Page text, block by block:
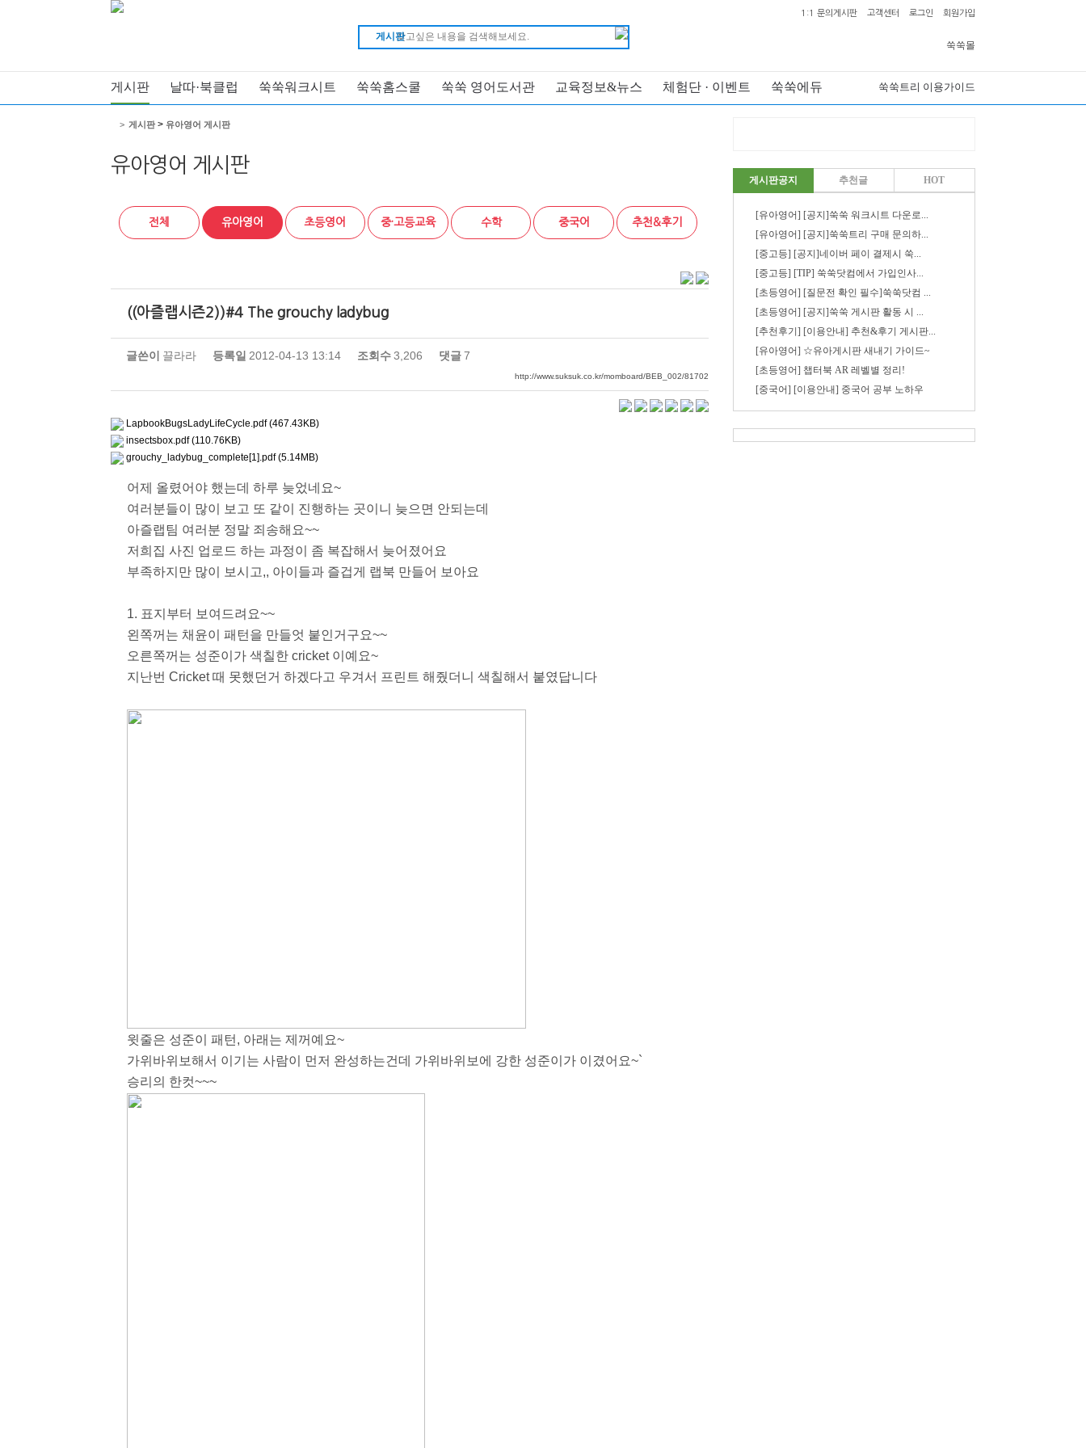
게시판
1:1 문의게시판 고객센터 로그인 회원가입
쑥쑥몰
게시판 날따·북클럽 쑥쑥워크시트 쑥쑥홈스쿨 쑥쑥 영어도서관 교육정보&뉴스 체험단 · 이벤트 쑥쑥에듀 쑥쑥트리 이용가이드
유아영어 게시판
> 게시판> 유아영어 게시판
전체 유아영어 초등영어 중·고등교육 수학 중국어 추천&후기
((아즐랩시즌2))#4 The grouchy ladybug
글쓴이 끌라라 등록일 2012-04-13 13:14 조회수3,206 댓글7
http://www.suksuk.co.kr/momboard/BEB_002/81702
LapbookBugsLadyLifeCycle.pdf (467.43KB)
insectsbox.pdf (110.76KB)
grouchy_ladybug_complete[1].pdf (5.14MB)
어제 올렸어야 했는데 하루 늦었네요~
여러분들이 많이 보고 또 같이 진행하는 곳이니 늦으면 안되는데
아즐랩팀 여러분 정말 죄송해요~~
저희집 사진 업로드 하는 과정이 좀 복잡해서 늦어졌어요
부족하지만 많이 보시고,, 아이들과 즐겁게 랩북 만들어 보아요
1. 표지부터 보여드려요~~
왼쪽꺼는 채윤이 패턴을 만들엇 붙인거구요~~
오른쪽꺼는 성준이가 색칠한 cricket 이예요~
지난번 Cricket 때 못했던거 하겠다고 우겨서 프린트 해줬더니 색칠해서 붙였답니다
윗줄은 성준이 패턴, 아래는 제꺼예요~
가위바위보해서 이기는 사람이 먼저 완성하는건데 가위바위보에 강한 성준이가 이겼어요~`
승리의 한컷~~~
게시판공지 추천글 HOT
[유아영어] [공지]쑥쑥 워크시트 다운로...
[유아영어] [공지]쑥쑥트리 구매 문의하...
[중고등] [공지]네이버 페이 결제시 쑥...
[중고등] [TIP] 쑥쑥닷컴에서 가입인사...
[초등영어] [질문전 확인 필수]쑥쑥닷컴 ...
[초등영어] [공지]쑥쑥 게시판 활동 시 ...
[추천후기] [이용안내] 추천&후기 게시판...
[유아영어] ☆유아게시판 새내기 가이드~
[초등영어] 챕터북 AR 레벨별 정리!
[중국어] [이용안내] 중국어 공부 노하우